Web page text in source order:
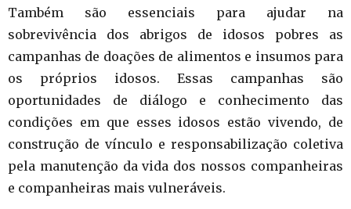
Também são essenciais para ajudar na
sobrevivência dos abrigos de idosos pobres as
campanhas de doações de alimentos e insumos para
os próprios idosos. Essas campanhas são
oportunidades de diálogo e conhecimento das
condições em que esses idosos estão vivendo, de
construção de vínculo e responsabilização coletiva
pela manutenção da vida dos nossos companheiras
e companheiras mais vulneráveis.